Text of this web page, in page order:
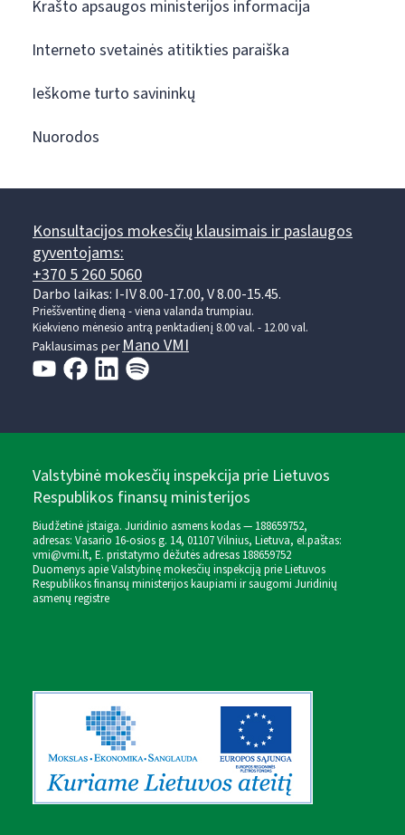
Krašto apsaugos ministerijos informacija
Interneto svetainės atitikties paraiška
Ieškome turto savininkų
Nuorodos
Konsultacijos mokesčių klausimais ir paslaugos
gyventojams:
+370 5 260 5060
Darbo laikas: I-IV 8.00-17.00, V 8.00-15.45.
Prieššventinę dieną - viena valanda trumpiau.
Kiekvieno mėnesio antrą penktadienį 8.00 val. - 12.00 val.
Paklausimas perMano VMI
Valstybinė mokesčių inspekcija prie Lietuvos
Respublikos finansų ministerijos
Biudžetinė įstaiga. Juridinio asmens kodas — 188659752,
adresas: Vasario 16-osios g. 14, 01107 Vilnius, Lietuva, el.paštas:
vmi@vmi.lt, E. pristatymo dėžutės adresas 188659752
Duomenys apie Valstybinę mokesčių inspekciją prie Lietuvos
Respublikos finansų ministerijos kaupiami ir saugomi Juridinių
asmenų registre